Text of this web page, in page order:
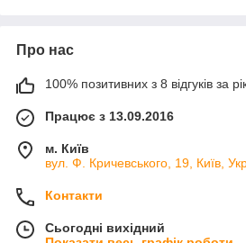
Про нас
100% позитивних з 8 відгуків за
Працює з 13.09.2016
м. Київ
вул. Ф. Кричевського, 19, Київ,
Контакти
Сьогодні вихідний